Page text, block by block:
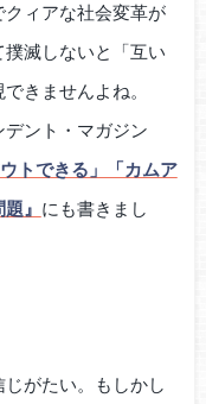
ィアな社会変革が
滅しないと「互い
きませんよね。
ント・マガジン
ウトできる」「カムア
』 にも書きまし
がたい。もしかし